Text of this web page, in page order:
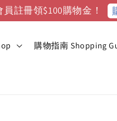
員註冊領$100購物金！
購物指南 Shopping